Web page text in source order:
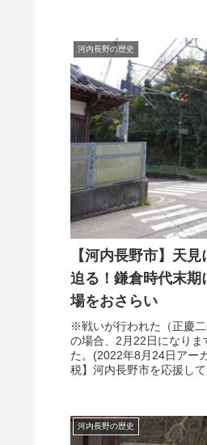
河内長野の歴史
【河内長野市】天
迫る！鎌倉時代末
場をおさらい
※戦いが行われた（正慶
の場合、2月22日になり
た。(2022年8月24日アー
税】河内長野市を応援し
河内長野の歴史